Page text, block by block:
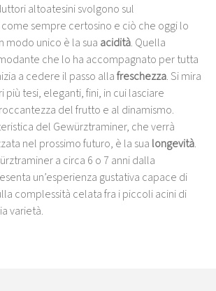
altoatesini svolgono sul
sempre certosino e ciò che oggi lo
modo unico è la sua acidità. Quella
che lo ha accompagnato per tutta
a cedere il passo allafreschezza. Si mira
tesi, eleganti, fini, in cui lasciare
del frutto e al dinamismo.
del Gewürztraminer, che verrà
nel prossimo futuro, è la sua longevità.
a circa 6 o 7 anni dalla
un’esperienza gustativa capace di
complessità celata fra i piccoli acini di
varietà.